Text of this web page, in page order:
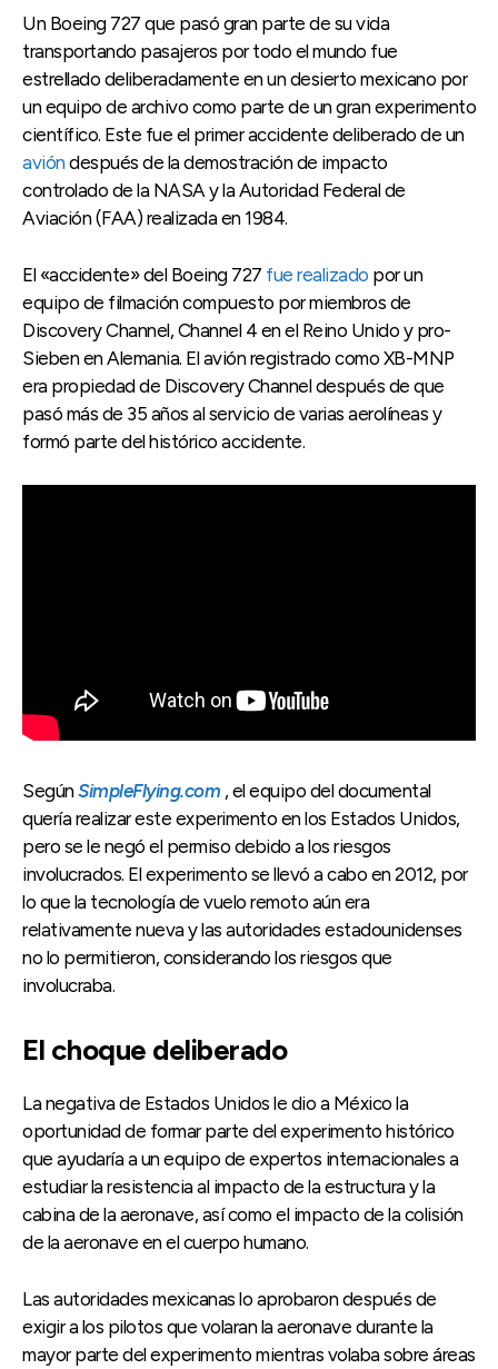
Un Boeing 727 que pasó gran parte de su vida
transportando pasajeros por todo el mundo fue
estrellado deliberadamente en un desierto mexicano por
un equipo de archivo como parte de un gran experimento
científico. Este fue el primer accidente deliberado de un
avión después de la demostración de impacto
controlado de la NASA y la Autoridad Federal de
Aviación (FAA) realizada en 1984.
El «accidente» del Boeing 727 fue realizado por un
equipo de filmación compuesto por miembros de
Discovery Channel, Channel 4 en el Reino Unido y pro-
Sieben en Alemania. El avión registrado como XB-MNP
era propiedad de Discovery Channel después de que
pasó más de 35 años al servicio de varias aerolíneas y
formó parte del histórico accidente.
SegúnSimpleFlying.com , el equipo del documental
quería realizar este experimento en los Estados Unidos,
pero se le negó el permiso debido a los riesgos
involucrados. El experimento se llevó a cabo en 2012, por
lo que la tecnología de vuelo remoto aún era
relativamente nueva y las autoridades estadounidenses
no lo permitieron, considerando los riesgos que
involucraba.
El choque deliberado
La negativa de Estados Unidos le dio a México la
oportunidad de formar parte del experimento histórico
que ayudaría a un equipo de expertos internacionales a
estudiar la resistencia al impacto de la estructura y la
cabina de la aeronave, así como el impacto de la colisión
de la aeronave en el cuerpo humano.
Las autoridades mexicanas lo aprobaron después de
exigir a los pilotos que volaran la aeronave durante la
mayor parte del experimento mientras volaba sobre áreas